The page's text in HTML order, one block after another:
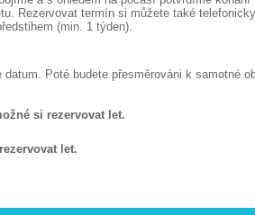
Rezervovat termín si můžete také
(min. 1 týden).
datum. Poté budete přesměrováni k samotné
si rezervovat let.
let.